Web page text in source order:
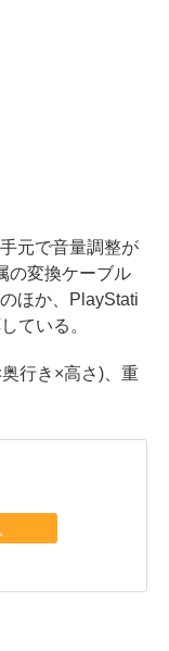
元で音量調整が
の変換ケーブル
ほか、PlayStati
ている。
行き×高さ)、重